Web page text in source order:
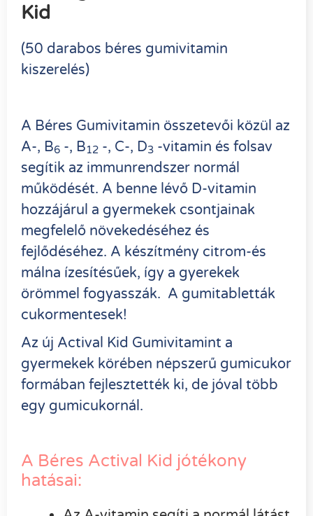
Kid
(50 darabos béres gumivitamin
kiszerelés)
A Béres Gumivitamin összetevői közül az
A-, B6 -, B12 -, C-, D3 -vitamin és folsav
segítik az immunrendszer normál
működését. A benne lévő D-vitamin
hozzájárul a gyermekek csontjainak
megfelelő növekedéséhez és
fejlődéséhez. A készítmény citrom-és
málna ízesítésűek, így a gyerekek
örömmel fogyasszák. A gumitabletták
cukormentesek!
Az új Actival Kid Gumivitamint a
gyermekek körében népszerű gumicukor
formában fejlesztették ki, de jóval több
egy gumicukornál.
A Béres Actival Kid jótékony
hatásai: